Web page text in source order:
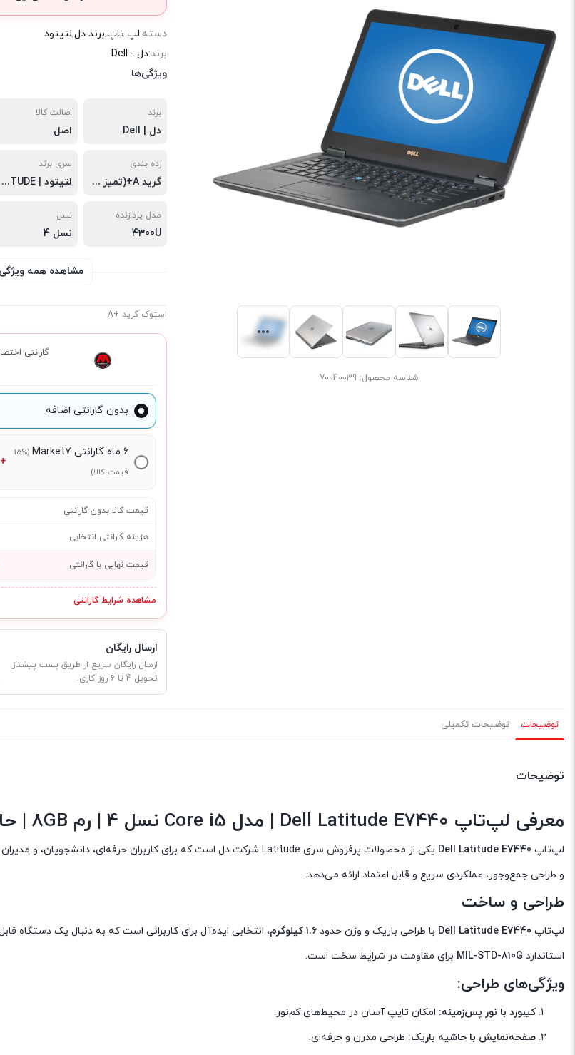
شناسه محصول: 70040039
دسته:لپ تاپ,برند دل,لتیتود
برند:دل - Dell
ویژگی‌ها
برند
دل | Dell
اصالت کالا
اصل
رده بندی
گرید A+(تمیز در حد آکبند)
سری برند
لتیتود | LATITUDE
مدل پردازنده
4300U
نسل
نسل 4
مشاهده همه
استوک گرید +A
بدون گارانتی اضافه
۶ ماه گارانتی Market7
(15%
قیمت کالا)
+
قیمت کالا بدون گارانتی
هزینه گارانتی انتخابی
قیمت نهایی با گارانتی
مشاهده شرایط گارانتی
ارسال رایگان
ارسال رایگان سریع از طریق پست پیشتاز
تحویل 4 تا 6 روز کاری.
توضیحات توضیحات تکمیلی
توضیحات
معرفی لپ‌تاپ Dell Latitude E7440 | مدل Core i5 نسل 4 | رم 8GB | حافظه SSD 256GB
لپ‌تاپ Dell Latitude E7440 یکی از محصولات پرفروش سری Latitude شرکت دل است که برای کاربران حرفه‌ای، دانشجویان، و مدیران طراحی شده است. این دستگاه با پردازنده
و طراحی جمع‌وجور، عملکردی سریع و قابل اعتماد ارائه می‌دهد.
طراحی و ساخت
لپ‌تاپ Dell Latitude E7440 با طراحی باریک و وزن حدود 1.6 کیلوگرم
، انتخابی ایده‌آل برای کاربرانی است که به دنبال یک دستگاه
استاندارد MIL-STD-810G برای مقاومت در شرایط سخت است.
ویژگی‌های طراحی:
کیبورد با نور پس‌زمینه: امکان تایپ آسان در محیط‌های کم‌نور.
صفحه‌نمایش با حاشیه باریک: طراحی مدرن و حرفه‌ای.